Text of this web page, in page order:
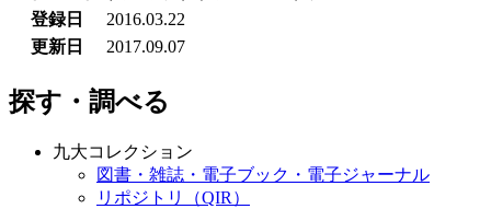
登録日
2016.03.22
更新日
2017.09.07
探す・調べる
九大コレクション
図書・雑誌・電子ブック・電子ジャーナル
リポジトリ（QIR）